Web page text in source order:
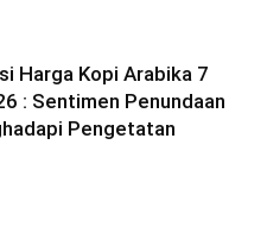
Harga Kopi Arabika 7
: Sentimen Penundaan
Pengetatan